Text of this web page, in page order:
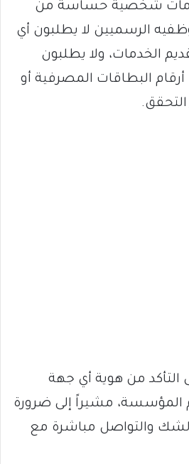
شخصية حساسة من
الرسميين لا يطلبون أي
الخدمات، ولا يطلبون
البطاقات المصرفية أو
التحقق.
التأكد من هوية أي جهة
مشيراً إلى ضرورة
الشك والتواصل مباشرة مع